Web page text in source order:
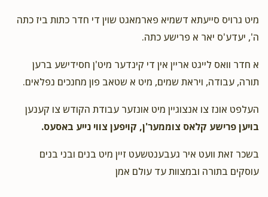
Phone Donation
$10.00
Phone Donation
מיט גרויס סייעתא דשמיא פארמאגט שוין די חדר כתות ביז כתה
ה', יעדע'ס יאר א פרישע כתה.
א חדר וואס לייגט אריין אין די קינדער מיט'ן חסידישע ברען
תורה, עבודה, ויראת שמים, מיט א שטאב פון מחנכים נפלאים.
העלפט אונז צו אנצוגיין מיט אונזער עבודת הקודש צו קענען
בויען פרישע קלאס צוממער'ן, קויפען צווי נייע באסעס.
בשכר זאת וועט איר געבענטשעט זיין מיט בנים ובני בנים
עוסקים בתורה ובמצוות עד עולם אמן